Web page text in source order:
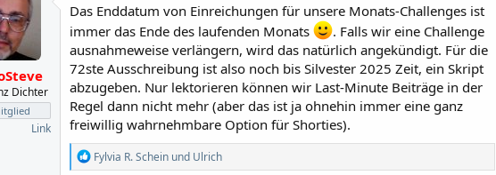
Dichter
Link
Das Enddatum von Einreichungen für unsere Monats-Challenges ist
immer das Ende des laufenden Monats
. Falls wir eine Challenge
ausnahmeweise verlängern, wird das natürlich angekündigt. Für die
72ste Ausschreibung ist also noch bis Silvester 2025 Zeit, ein Skript
abzugeben. Nur lektorieren können wir Last-Minute Beiträge in der
Regel dann nicht mehr (aber das ist ja ohnehin immer eine ganz
freiwillig wahrnehmbare Option für Shorties).
R
e
Fylvia R. Schein und Ulrich